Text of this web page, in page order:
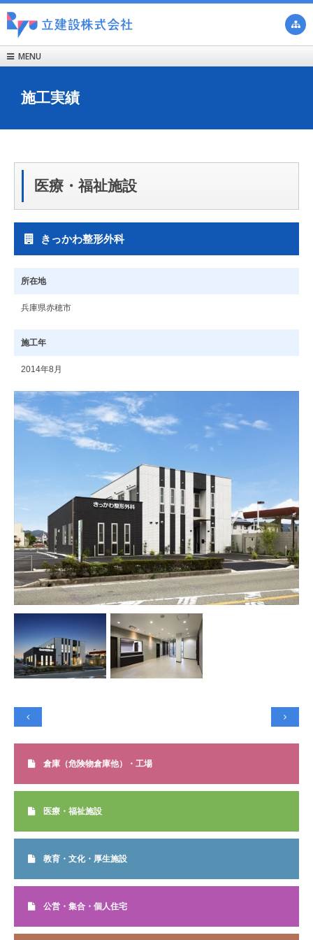

 MENU
施工実績
医療・福祉施設
きっかわ整形外科
所在地
兵庫県赤穂市
施工年
2014年8月
 
倉庫（危険物倉庫他）・工場
医療・福祉施設
教育・文化・厚生施設
公営・集合・個人住宅